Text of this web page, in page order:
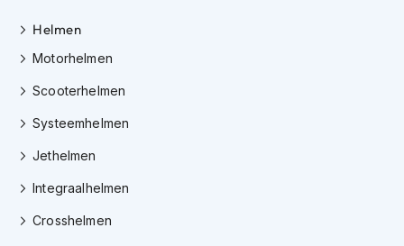
e
m
e
n
a
e
m
Helmen
Motorhelmen
Scooterhelmen
Systeemhelmen
Jethelmen
Integraalhelmen
Crosshelmen